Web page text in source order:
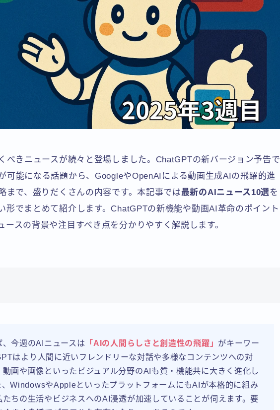
べきニュースが続々と登場しました。ChatGPTの新バージョン予告で
可能になる話題から、GoogleやOpenAIによる動画生成AIの飛躍的進
まで、盛りだくさんの内容です。本記事では最新のAIニュース10選を
形でまとめて紹介します。ChatGPTの新機能や動画AI革命のポイント
ースの背景や注目すべき点を分かりやすく解説します。
今週のAIニュースは 「AIの人間らしさと創造性の飛躍」 がキーワー
はより人間に近いフレンドリーな対話や多様なコンテンツへの対
動画や画像といったビジュアル分野のAIも質・機能共に大きく進化し
、WindowsやAppleといったプラットフォームにもAIが本格的に組み
ちの生活やビジネスへのAI浸透が加速していることが伺えます。要